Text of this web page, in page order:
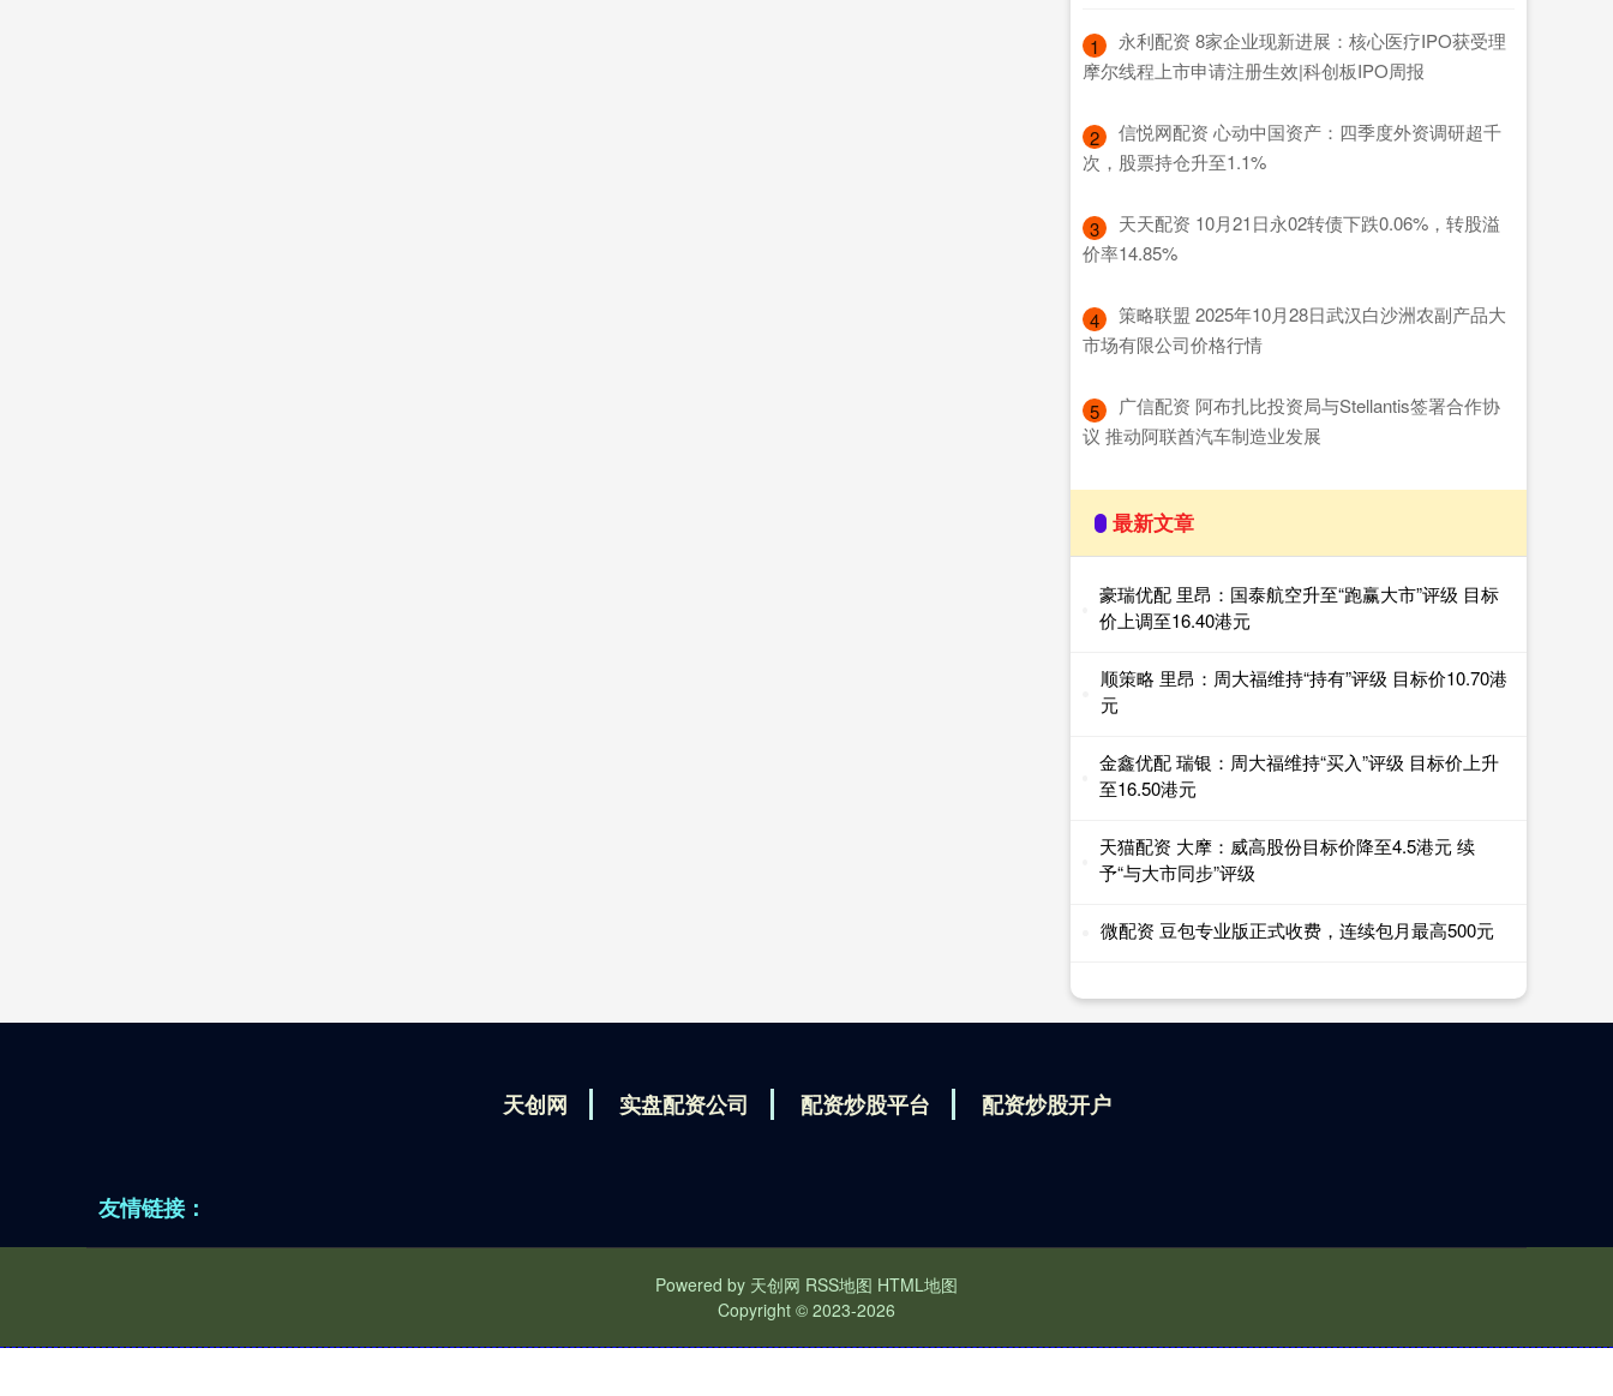
1
​永利配资 8家企业现新进展：核心医疗IPO获受理
摩尔线程上市申请注册生效|科创板IPO周报
2
​信悦网配资 心动中国资产：四季度外资调研超千
次，股票持仓升至1.1%
3
​天天配资 10月21日永02转债下跌0.06%，转股溢
价率14.85%
4
​策略联盟 2025年10月28日武汉白沙洲农副产品大
市场有限公司价格行情
5
​广信配资 阿布扎比投资局与Stellantis签署合作协
议 推动阿联酋汽车制造业发展
最新文章
豪瑞优配 里昂：国泰航空升至“跑赢大市”评级 目标
价上调至16.40港元
顺策略 里昂：周大福维持“持有”评级 目标价10.70港
元
金鑫优配 瑞银：周大福维持“买入”评级 目标价上升
至16.50港元
天猫配资 大摩：威高股份目标价降至4.5港元 续
予“与大市同步”评级
微配资 豆包专业版正式收费，连续包月最高500元
天创网 实盘配资公司 配资炒股平台 配资炒股开户
友情链接：
Powered by 天创网 RSS地图 HTML地图
Copyright © 2023-2026